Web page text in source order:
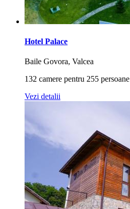
Hotel Palace
Baile Govora, Valcea
132 camere pentru 255 persoane
Vezi detalii